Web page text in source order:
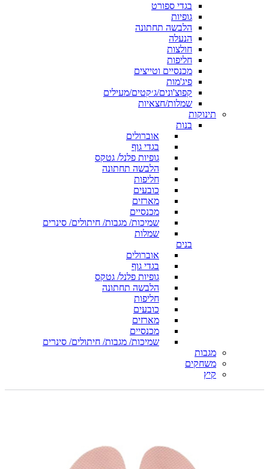
בגדי ספורט
גופיות
הלבשה תחתונה
הנעלה
חולצות
חליפות
מכנסיים וטייצים
פיג'מות
קפוצ'ונים/ג׳קטים/מעילים
שמלות/חצאיות
תינוקות
בנות
אוברולים
בגדי גוף
גופיות פלנל/ גטקס
הלבשה תחתונה
חליפות
כובעים
מארזים
מכנסיים
שמיכות/ מגבות/ חיתולים/ סינרים
שמלות
בנים
אוברולים
בגדי גוף
גופיות פלנל/ גטקס
הלבשה תחתונה
חליפות
כובעים
מארזים
מכנסיים
שמיכות/ מגבות/ חיתולים/ סינרים
מגבות
משחקים
קיץ